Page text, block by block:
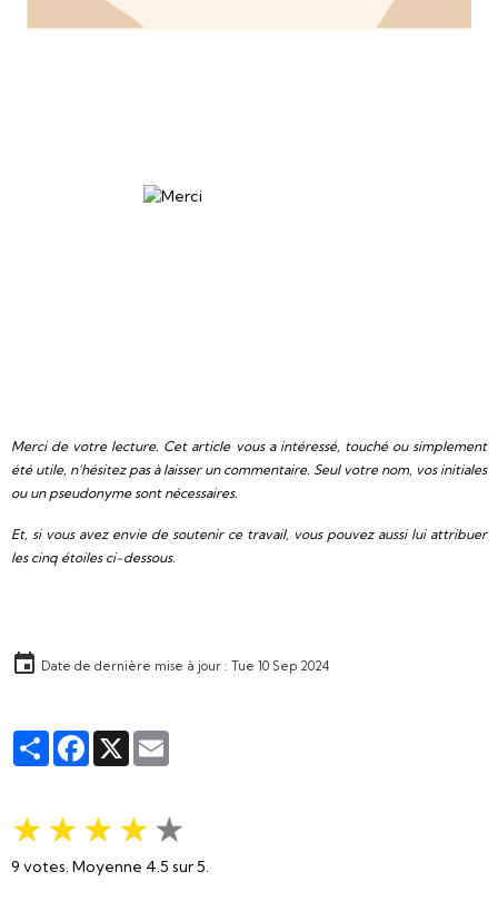
Merci de votre lecture. Cet article vous a intéressé, touché ou simplement
été utile, n’hésitez pas à laisser un commentaire. Seul votre nom, vos initiales
ou un pseudonyme sont nécessaires.
Et, si vous avez envie de soutenir ce travail, vous pouvez aussi lui attribuer
les cinq étoiles ci-dessous.
Date de dernière mise à jour : Tue 10 Sep 2024
PartagerFacebook
X
★★★★★
9 votes. Moyenne 4.5 sur 5.